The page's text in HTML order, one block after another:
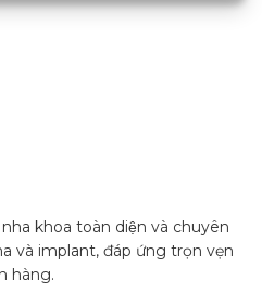
khoa toàn diện và chuyên
và implant, đáp ứng trọn vẹn
hàng.